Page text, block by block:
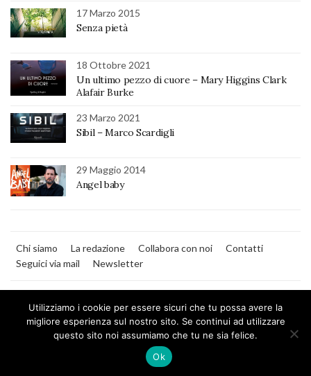
17 Marzo 2015
Senza pietà
18 Ottobre 2021
Un ultimo pezzo di cuore – Mary Higgins Clark
Alafair Burke
23 Marzo 2021
Sibil – Marco Scardigli
29 Maggio 2014
Angel baby
Chi siamo La redazione Collabora con noi
Contatti
Seguici via mail
Newsletter
MilanoNera
Utilizziamo i cookie per essere sicuri che tu possa avere la
migliore esperienza sul nostro sito. Se continui ad utilizzare
questo sito noi assumiamo che tu ne sia felice.
Ok